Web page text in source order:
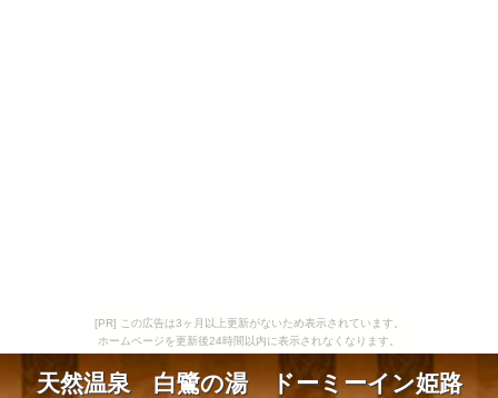
[PR] この広告は3ヶ月以上更新がないため表示されています。
ホームページを更新後24時間以内に表示されなくなります。
天然温泉 白鷺の湯 ドーミーイン姫路